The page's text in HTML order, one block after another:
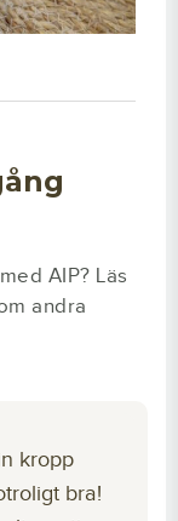
AIP? Läs
andra
kropp
bra!